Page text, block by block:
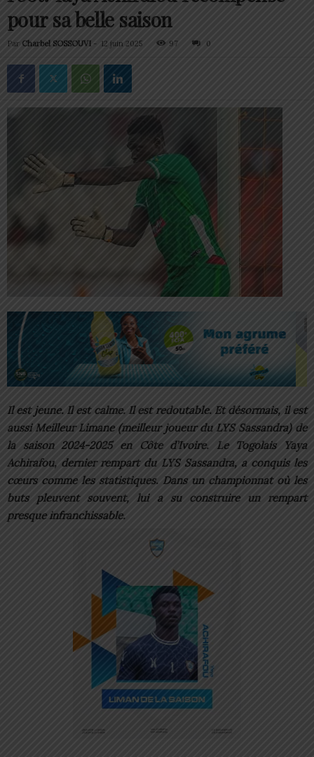
pour sa belle saison
Par Charbel SOSSOUVI - 12 juin 2025 97 0
Il est jeune. Il est calme. Il est redoutable. Et désormais, il est
aussi Meilleur Limane (meilleur joueur du LYS Sassandra) de
la saison 2024-2025 en Côte d’Ivoire. Le Togolais Yaya
Achirafou, dernier rempart du LYS Sassandra, a conquis les
cœurs comme les statistiques. Dans un championnat où les
buts pleuvent souvent, lui a su construire un rempart
presque infranchissable.